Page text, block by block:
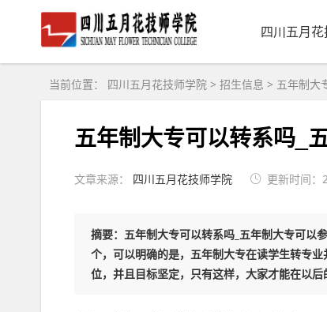
四川五月
当前位置： 四川五月花技师学院 > 招生信息 > 五年制大
五年制大专可以转系吗_
文章来源： 四川五月花技师学院 更新时间
摘要：五年制大专可以转系吗_五年制大专可以
个，可以明确的是，五年制大专在读学生转专
位，并且目标坚定，只有这样，大家才能在以后